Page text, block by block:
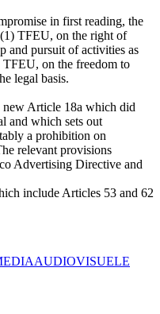
in first reading, the
TFEU, on the right of
and pursuit of activities as
on the freedom to
legal basis.
new Article 18a which did
and which sets out
a prohibition on
relevant provisions
Advertising Directive and
include Articles 53 and 62
AUDIOVISUELE